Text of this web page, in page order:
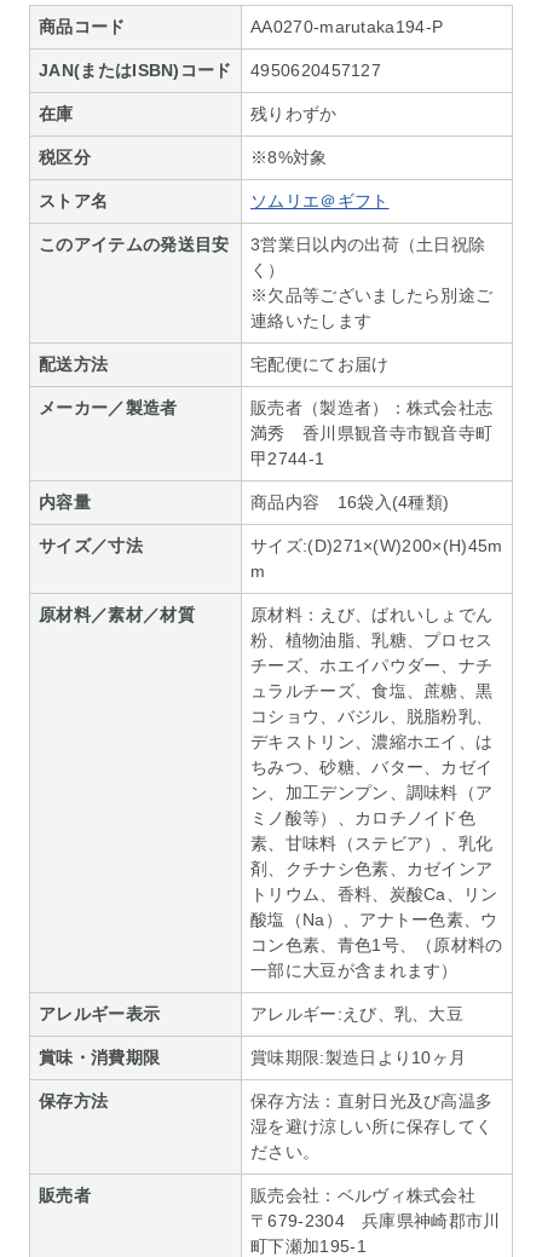
商品コード AA0270-marutaka194-P
JAN(またはISBN)コード 4950620457127
在庫 残りわずか
税区分 ※8%対象
ストア名 ソムリエ＠ギフト
このアイテムの発送目安
3営業日以内の出荷（土日祝除
く）
※欠品等ございましたら別途ご
連絡いたします
配送方法 宅配便にてお届け
メーカー／製造者
販売者（製造者）：株式会社志
満秀 香川県観音寺市観音寺町
甲2744-1
内容量 商品内容 16袋入(4種類)
サイズ／寸法
サイズ:(D)271×(W)200×(H)45m
m
原材料／素材／材質
原材料：えび、ばれいしょでん
粉、植物油脂、乳糖、プロセス
チーズ、ホエイパウダー、ナチ
ュラルチーズ、食塩、蔗糖、黒
コショウ、バジル、脱脂粉乳、
デキストリン、濃縮ホエイ、は
ちみつ、砂糖、バター、カゼイ
ン、加工デンプン、調味料（ア
ミノ酸等）、カロチノイド色
素、甘味料（ステビア）、乳化
剤、クチナシ色素、カゼインア
トリウム、香料、炭酸Ca、リン
酸塩（Na）、アナトー色素、ウ
コン色素、青色1号、（原材料の
一部に大豆が含まれます）
アレルギー表示 アレルギー:えび、乳、大豆
賞味・消費期限 賞味期限:製造日より10ヶ月
保存方法
保存方法：直射日光及び高温多
湿を避け涼しい所に保存してく
ださい。
販売者
販売会社：ベルヴィ株式会社
〒679-2304 兵庫県神崎郡市川
町下瀬加195-1